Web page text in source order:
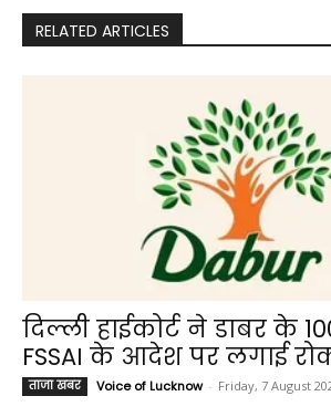
k
p
RELATED ARTICLES
दिल्ली हाईकोर्ट ने डाबर के
FSSAI के आदेश पर लगाई
ताजा खबर Voice of Lucknow - Friday, 7 August